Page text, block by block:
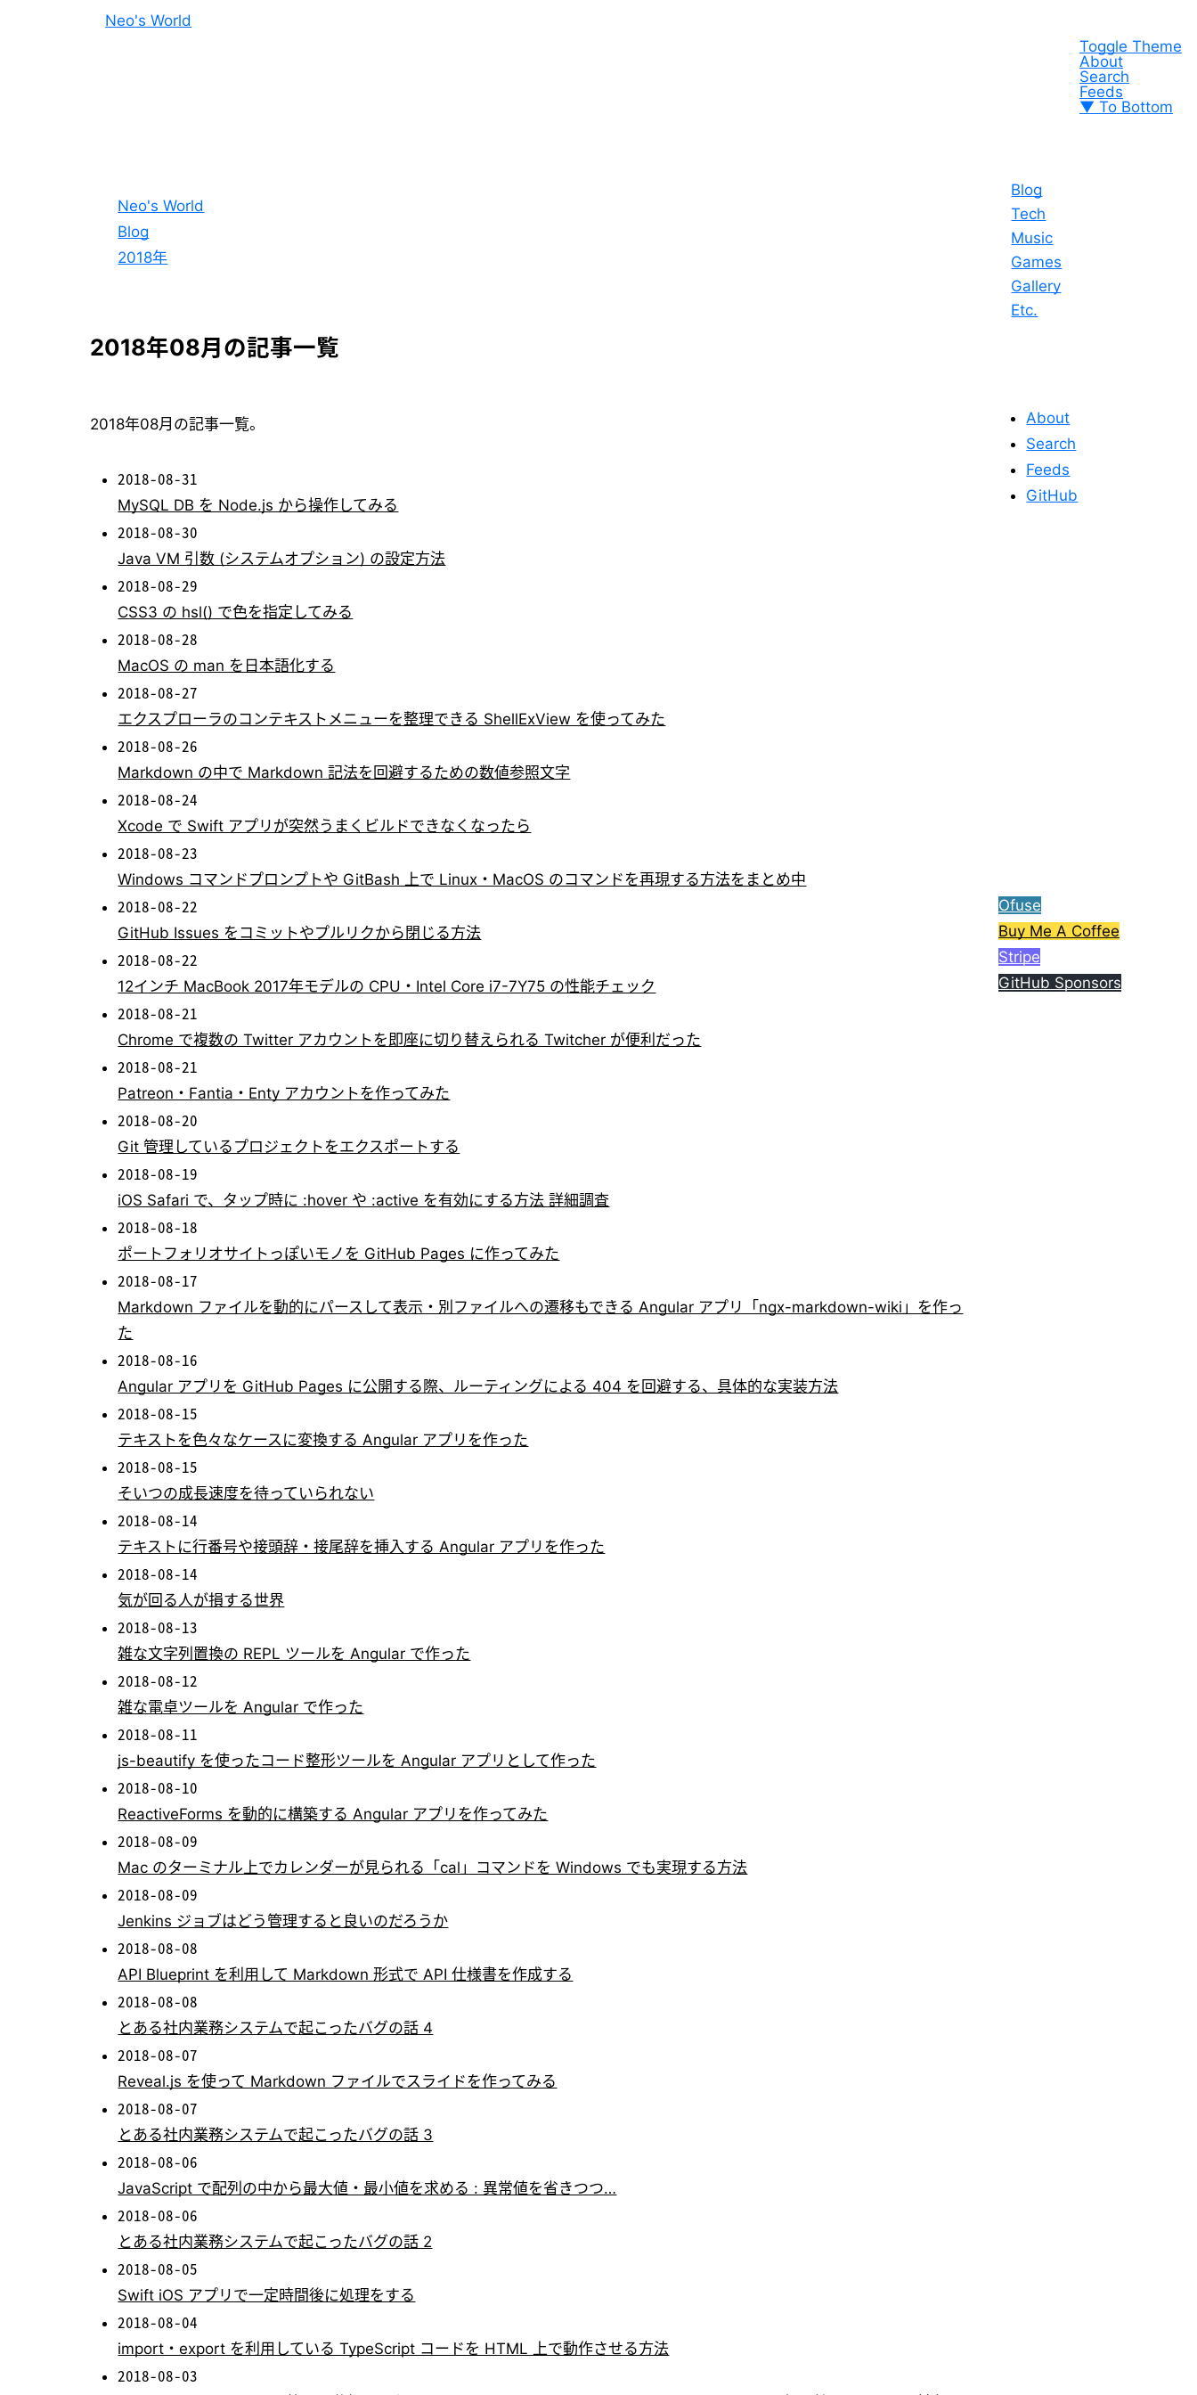
Neo's World
Toggle Theme
About
Search
Feeds
▼ To Bottom
Blog
Tech
Music
Games
Gallery
Etc.
Neo's World
Blog
2018年
2018年08月の記事一覧
2018年08月の記事一覧。
2018-08-31
MySQL DB を Node.js から操作してみる
2018-08-30
Java VM 引数 (システムオプション) の設定方法
2018-08-29
CSS3 の hsl() で色を指定してみる
2018-08-28
MacOS の man を日本語化する
2018-08-27
エクスプローラのコンテキストメニューを整理できる ShellExView を使ってみた
2018-08-26
Markdown の中で Markdown 記法を回避するための数値参照文字
2018-08-24
Xcode で Swift アプリが突然うまくビルドできなくなったら
2018-08-23
Windows コマンドプロンプトや GitBash 上で Linux・MacOS のコマンドを再現する方法をまとめ中
2018-08-22
GitHub Issues をコミットやプルリクから閉じる方法
2018-08-22
12インチ MacBook 2017年モデルの CPU・Intel Core i7-7Y75 の性能チェック
2018-08-21
Chrome で複数の Twitter アカウントを即座に切り替えられる Twitcher が便利だった
2018-08-21
Patreon・Fantia・Enty アカウントを作ってみた
2018-08-20
Git 管理しているプロジェクトをエクスポートする
2018-08-19
iOS Safari で、タップ時に :hover や :active を有効にする方法 詳細調査
2018-08-18
ポートフォリオサイトっぽいモノを GitHub Pages に作ってみた
2018-08-17
Markdown ファイルを動的にパースして表示・別ファイルへの遷移もできる Angular アプリ「ngx-markdown-wiki」を作っ
た
2018-08-16
Angular アプリを GitHub Pages に公開する際、ルーティングによる 404 を回避する、具体的な実装方法
2018-08-15
テキストを色々なケースに変換する Angular アプリを作った
2018-08-15
そいつの成長速度を待っていられない
2018-08-14
テキストに行番号や接頭辞・接尾辞を挿入する Angular アプリを作った
2018-08-14
気が回る人が損する世界
2018-08-13
雑な文字列置換の REPL ツールを Angular で作った
2018-08-12
雑な電卓ツールを Angular で作った
2018-08-11
js-beautify を使ったコード整形ツールを Angular アプリとして作った
2018-08-10
ReactiveForms を動的に構築する Angular アプリを作ってみた
2018-08-09
Mac のターミナル上でカレンダーが見られる「cal」コマンドを Windows でも実現する方法
2018-08-09
Jenkins ジョブはどう管理すると良いのだろうか
2018-08-08
API Blueprint を利用して Markdown 形式で API 仕様書を作成する
2018-08-08
とある社内業務システムで起こったバグの話 4
2018-08-07
Reveal.js を使って Markdown ファイルでスライドを作ってみる
2018-08-07
とある社内業務システムで起こったバグの話 3
2018-08-06
JavaScript で配列の中から最大値・最小値を求める : 異常値を省きつつ…
2018-08-06
とある社内業務システムで起こったバグの話 2
2018-08-05
Swift iOS アプリで一定時間後に処理をする
2018-08-04
import・export を利用している TypeScript コードを HTML 上で動作させる方法
2018-08-03
Ofuse
Buy Me A Coffee
Stripe
GitHub Sponsors
About
Search
Feeds
GitHub